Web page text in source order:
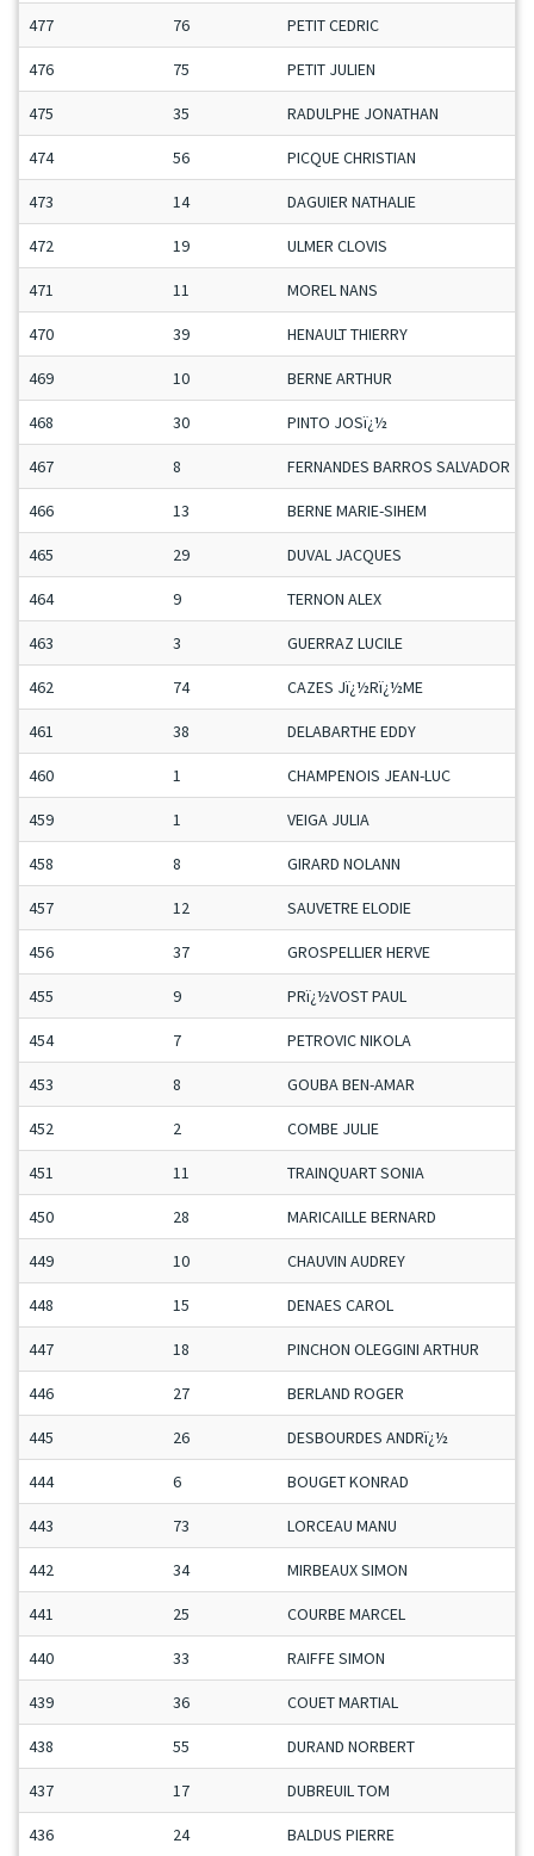
477 76 PETIT CEDRIC
476 75 PETIT JULIEN
475 35 RADULPHE JONATHAN
474 56 PICQUE CHRISTIAN
473 14 DAGUIER NATHALIE
472 19 ULMER CLOVIS
471 11 MOREL NANS
470 39 HENAULT THIERRY
469 10 BERNE ARTHUR
468 30 PINTO JOSï¿½
467 8 FERNANDES BARROS SALVADOR
466 13 BERNE MARIE-SIHEM
465 29 DUVAL JACQUES
464 9 TERNON ALEX
463 3 GUERRAZ LUCILE
462 74 CAZES Jï¿½Rï¿½ME
461 38 DELABARTHE EDDY
460 1 CHAMPENOIS JEAN-LUC
459 1 VEIGA JULIA
458 8 GIRARD NOLANN
457 12 SAUVETRE ELODIE
456 37 GROSPELLIER HERVE
455 9 PRï¿½VOST PAUL
454 7 PETROVIC NIKOLA
453 8 GOUBA BEN-AMAR
452 2 COMBE JULIE
451 11 TRAINQUART SONIA
450 28 MARICAILLE BERNARD
449 10 CHAUVIN AUDREY
448 15 DENAES CAROL
447 18 PINCHON OLEGGINI ARTHUR
446 27 BERLAND ROGER
445 26 DESBOURDES ANDRï¿½
444 6 BOUGET KONRAD
443 73 LORCEAU MANU
442 34 MIRBEAUX SIMON
441 25 COURBE MARCEL
440 33 RAIFFE SIMON
439 36 COUET MARTIAL
438 55 DURAND NORBERT
437 17 DUBREUIL TOM
436 24 BALDUS PIERRE